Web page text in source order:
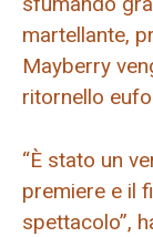
martellante,
Mayberry
ritornello
“È stato un
premiere e il
spettacolo”,